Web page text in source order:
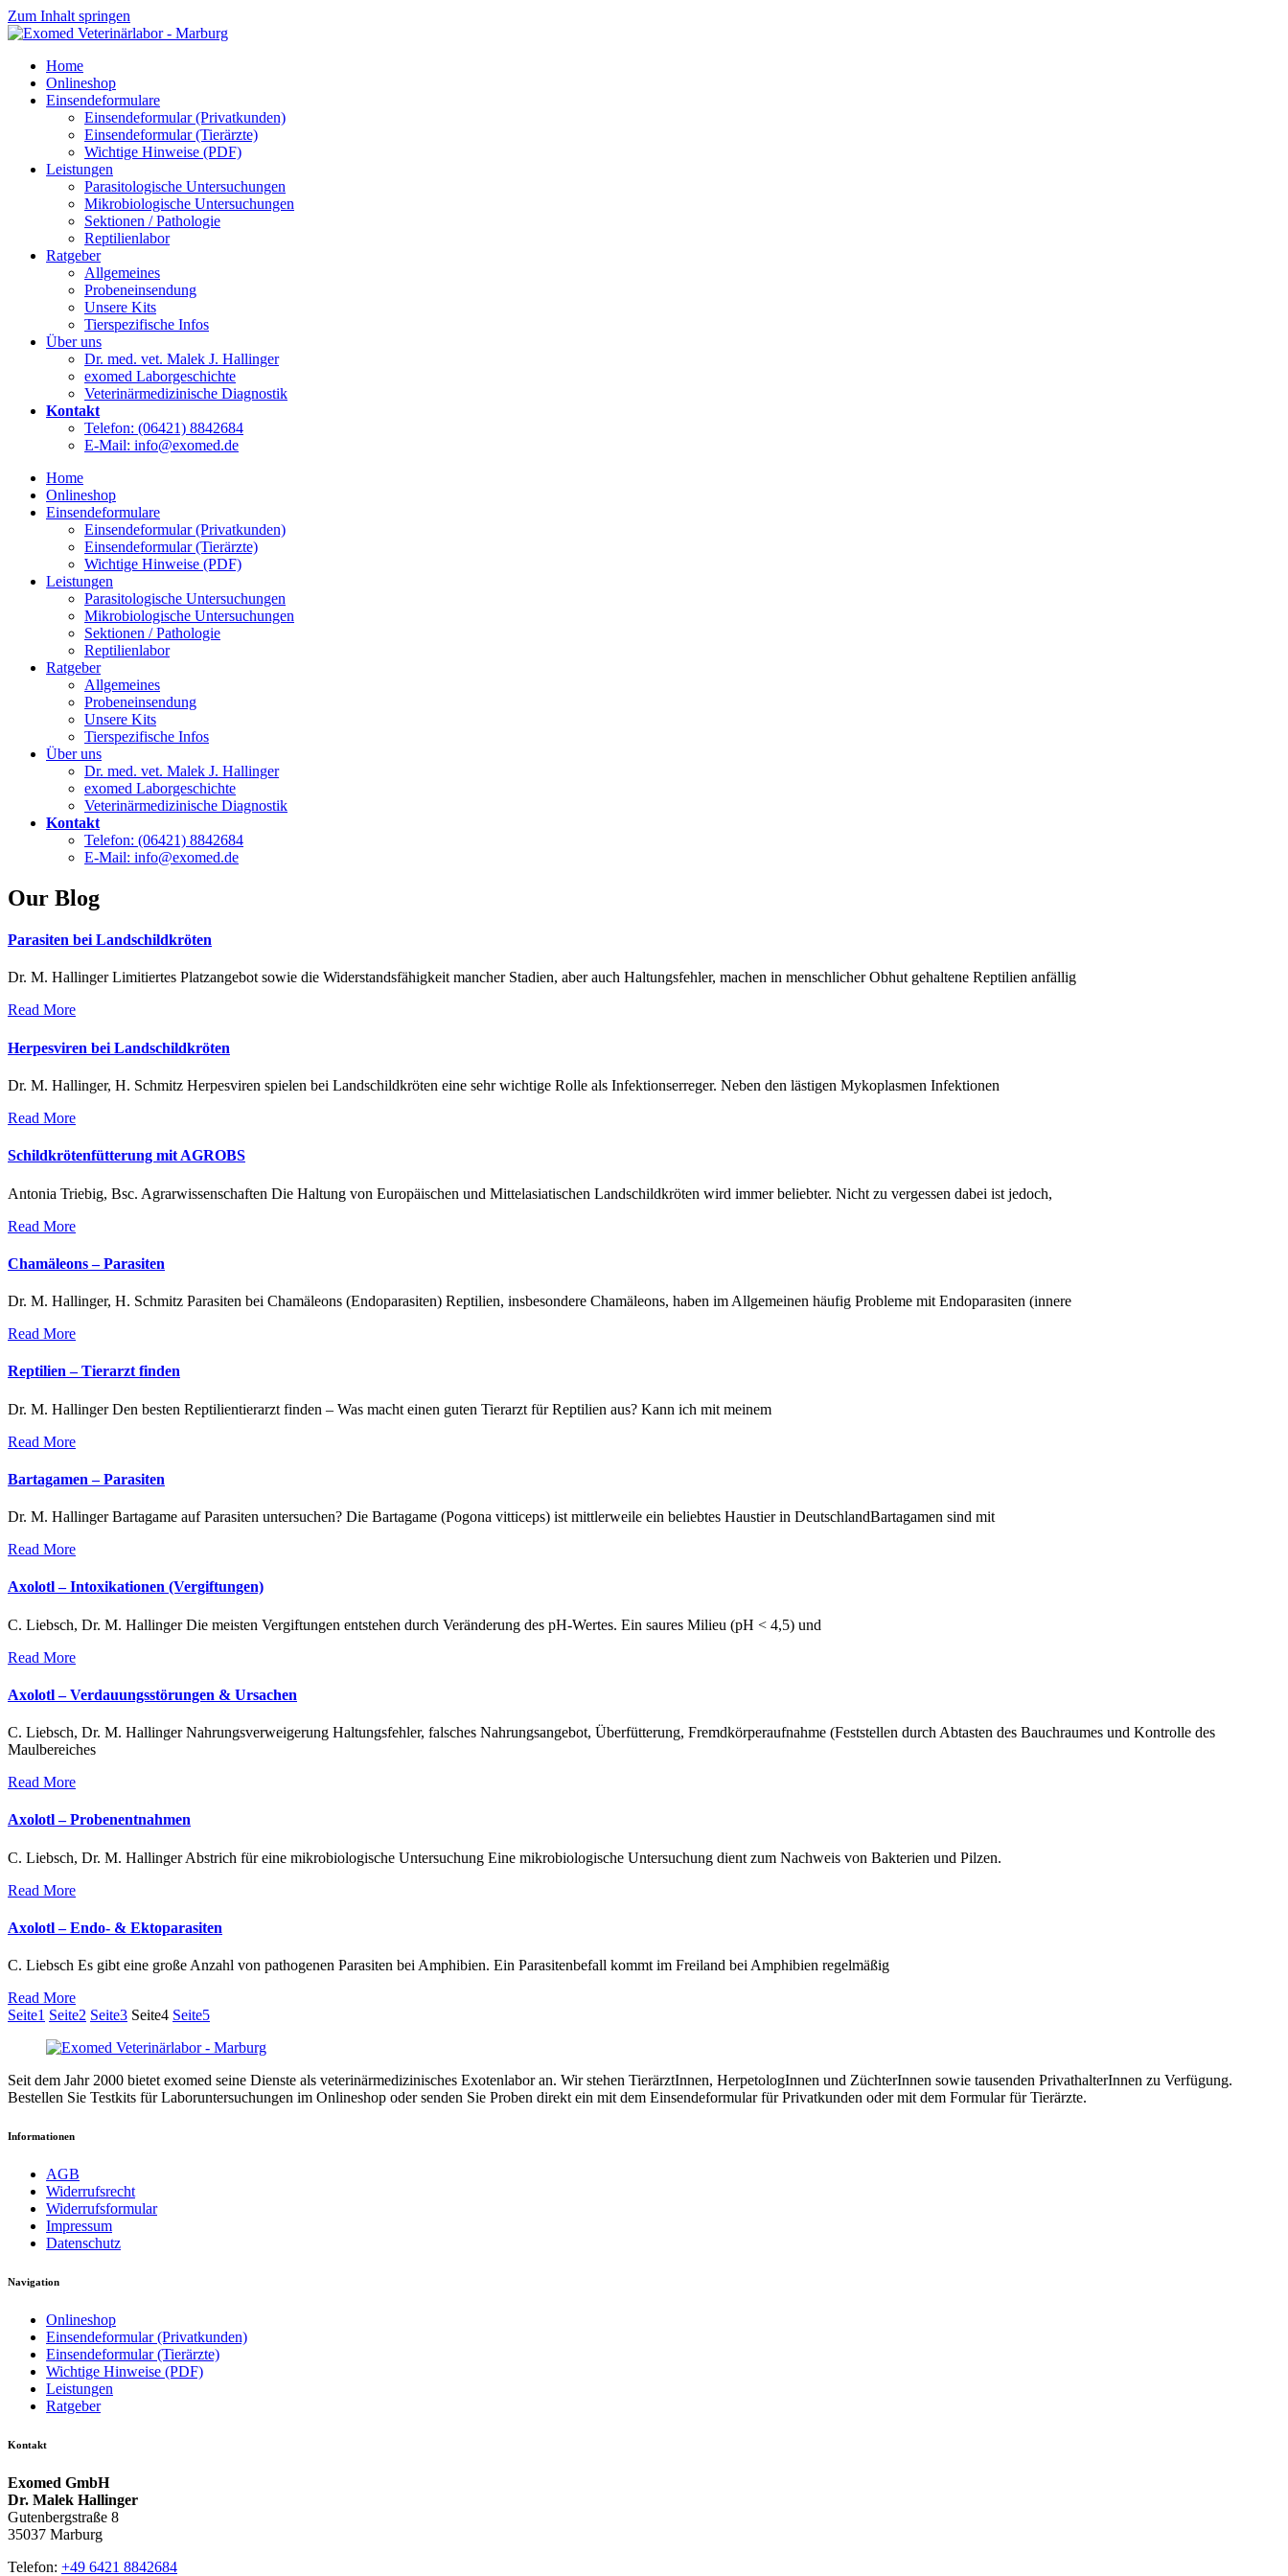
Zum Inhalt springen
Home
Onlineshop
Einsendeformulare
Einsendeformular (Privatkunden)
Einsendeformular (Tierärzte)
Wichtige Hinweise (PDF)
Leistungen
Parasitologische Untersuchungen
Mikrobiologische Untersuchungen
Sektionen / Pathologie
Reptilienlabor
Ratgeber
Allgemeines
Probeneinsendung
Unsere Kits
Tierspezifische Infos
Über uns
Dr. med. vet. Malek J. Hallinger
exomed Laborgeschichte
Veterinärmedizinische Diagnostik
Kontakt
Telefon: (06421) 8842684
E-Mail: info@exomed.de
Home
Onlineshop
Einsendeformulare
Einsendeformular (Privatkunden)
Einsendeformular (Tierärzte)
Wichtige Hinweise (PDF)
Leistungen
Parasitologische Untersuchungen
Mikrobiologische Untersuchungen
Sektionen / Pathologie
Reptilienlabor
Ratgeber
Allgemeines
Probeneinsendung
Unsere Kits
Tierspezifische Infos
Über uns
Dr. med. vet. Malek J. Hallinger
exomed Laborgeschichte
Veterinärmedizinische Diagnostik
Kontakt
Telefon: (06421) 8842684
E-Mail: info@exomed.de
Our Blog
Parasiten bei Landschildkröten
Dr. M. Hallinger Limitiertes Platzangebot sowie die Widerstandsfähigkeit mancher Stadien, aber auch Haltungsfehler, machen in menschlicher Obhut gehaltene Reptilien anfällig
Read More
Herpesviren bei Landschildkröten
Dr. M. Hallinger, H. Schmitz Herpesviren spielen bei Landschildkröten eine sehr wichtige Rolle als Infektionserreger. Neben den lästigen Mykoplasmen Infektionen
Read More
Schildkrötenfütterung mit AGROBS
Antonia Triebig, Bsc. Agrarwissenschaften Die Haltung von Europäischen und Mittelasiatischen Landschildkröten wird immer beliebter. Nicht zu vergessen dabei ist jedoch,
Read More
Chamäleons – Parasiten
Dr. M. Hallinger, H. Schmitz Parasiten bei Chamäleons (Endoparasiten) Reptilien, insbesondere Chamäleons, haben im Allgemeinen häufig Probleme mit Endoparasiten (innere
Read More
Reptilien – Tierarzt finden
Dr. M. Hallinger Den besten Reptilientierarzt finden – Was macht einen guten Tierarzt für Reptilien aus? Kann ich mit meinem
Read More
Bartagamen – Parasiten
Dr. M. Hallinger Bartagame auf Parasiten untersuchen? Die Bartagame (Pogona vitticeps) ist mittlerweile ein beliebtes Haustier in DeutschlandBartagamen sind mit
Read More
Axolotl – Intoxikationen (Vergiftungen)
C. Liebsch, Dr. M. Hallinger Die meisten Vergiftungen entstehen durch Veränderung des pH-Wertes. Ein saures Milieu (pH < 4,5) und
Read More
Axolotl – Verdauungsstörungen & Ursachen
C. Liebsch, Dr. M. Hallinger Nahrungsverweigerung Haltungsfehler, falsches Nahrungsangebot, Überfütterung, Fremdkörperaufnahme (Feststellen durch Abtasten des Bauchraumes und Kontrolle des
Maulbereiches
Read More
Axolotl – Probenentnahmen
C. Liebsch, Dr. M. Hallinger Abstrich für eine mikrobiologische Untersuchung Eine mikrobiologische Untersuchung dient zum Nachweis von Bakterien und Pilzen.
Read More
Axolotl – Endo- & Ektoparasiten
C. Liebsch Es gibt eine große Anzahl von pathogenen Parasiten bei Amphibien. Ein Parasitenbefall kommt im Freiland bei Amphibien regelmäßig
Read More
Seite1 Seite2 Seite3 Seite4 Seite5
Seit dem Jahr 2000 bietet exomed seine Dienste als veterinärmedizinisches Exotenlabor an. Wir stehen TierärztInnen, HerpetologInnen und ZüchterInnen sowie tausenden PrivathalterInnen zu Verfügung.
Bestellen Sie Testkits für Laboruntersuchungen im Onlineshop oder senden Sie Proben direkt ein mit dem Einsendeformular für Privatkunden oder mit dem Formular für Tierärzte.
Informationen
AGB
Widerrufsrecht
Widerrufsformular
Impressum
Datenschutz
Navigation
Onlineshop
Einsendeformular (Privatkunden)
Einsendeformular (Tierärzte)
Wichtige Hinweise (PDF)
Leistungen
Ratgeber
Kontakt
Exomed GmbH
Dr. Malek Hallinger
Gutenbergstraße 8
35037 Marburg
Telefon: +49 6421 8842684